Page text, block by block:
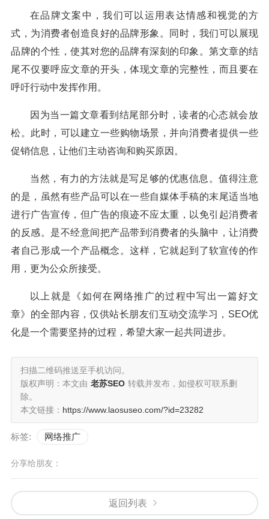
在品牌文案中，我们可以运用表达情感和视觉的方
式，为消费者创造良好的品牌形象。同时，我们可以展现
品牌的个性，使其对您的品牌有深刻的印象。第文章的结
尾不仅要呼应文章的开头，体现文章的完整性，而且要在
呼吁行动中发挥作用。
因为当一篇文章看到结尾部分时，读者的心态就会放
松。此时，可以建立一些购物场景，并向消费者提供一些
促销信息，让他们主动咨询和购买原因。
当然，有力的方法就是写足够的优惠信息。值得注意
的是，虽然有些产品可以在一些自媒体手稿的末尾适当地
进行广告宣传，但广告的痕迹不应太重，以免引起消费者
的反感。是不经意间把产品带到消费者的头脑中，让消费
者自己形成一个产品概念。这样，它就起到了软宣传的作
用，更为公众所接受。
以上就是《如何在网络推广的过程中写出一篇好文
章》的全部内容，仅供站长朋友们互动交流学习，SEO优
化是一个需要坚持的过程，希望大家一起共同进步。
扫描二维码推送至手机访问。
版权声明：本文由 老苏SEO 转载并发布，如侵权可联系删
除。
本文链接： https://www.laosuseo.com/?id=23282
标签: 网络推广
分享给朋友：
返回列表